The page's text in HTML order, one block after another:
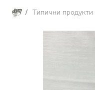
/ Типични продукти